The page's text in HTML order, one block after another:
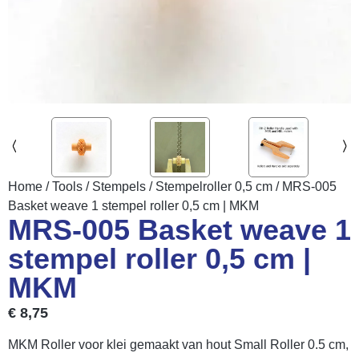
Home /Tools / Stempels / Stempelroller 0,5 cm / MRS-005
Basket weave 1 stempel roller 0,5 cm | MKM
MRS-005 Basket weave 1
stempel roller 0,5 cm |
MKM
€ 8,75
MKM Roller voor klei gemaakt van hout Small Roller 0.5 cm,